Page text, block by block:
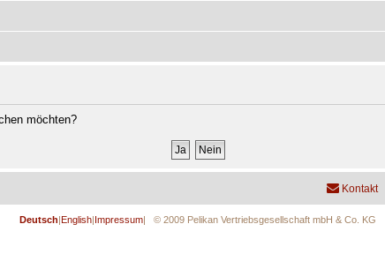
möchten?
Kontakt
Deutsch|English|Impressum| © 2009 Pelikan Vertriebsgesellschaft mbH & Co. KG